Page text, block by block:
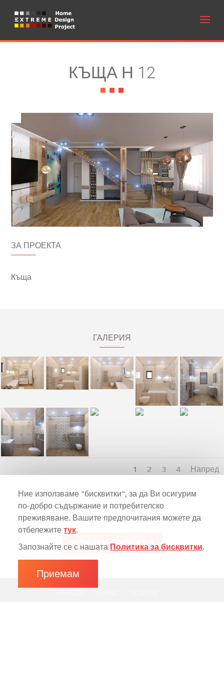
КЪЩА Н 12
ЗА ПРОЕКТА
Къща
ГАЛЕРИЯ
1 2 3 4 Напред
← Къща Н 13 Къща Н 11 →
ВСИЧКИ ПРОЕКТИ
Ние използваме "бисквитки", за да Ви осигурим
по-добро съдържание и потребителско
преживяване. Вашите предпочитания можете да
отбележитетук.
Запознайте се с нашата Политика за бисквитки.
Приемам